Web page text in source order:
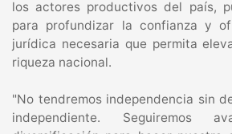
los actores productivos del país,
para profundizar la confianza y
jurídica necesaria que permita
riqueza nacional.
"No tendremos independencia sin
independiente. Seguiremos